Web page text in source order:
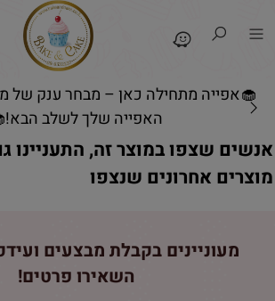
🧁אפייה מתחילה כאן – מבחר ענק של
האפייה שלך לשלב
אנשים שצפו במוצר זה, התעניינו
מוצרים אחרונים שנצפו
מעוניינים בקבלת מבצעים
השאירו פרטים!